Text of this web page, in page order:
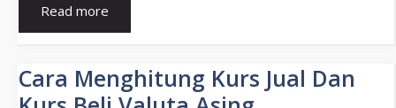
Read more
Sinyal
Android
Cara Menghitung Kurs Jual Dan